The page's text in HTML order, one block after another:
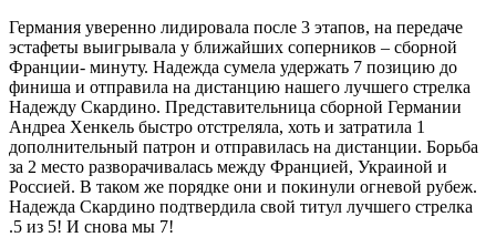
Германия уверенно лидировала после 3 этапов, на передаче
эстафеты выигрывала у ближайших соперников – сборной
Франции- минуту. Надежда сумела удержать 7 позицию до
финиша и отправила на дистанцию нашего лучшего стрелка
Надежду Скардино. Представительница сборной Германии
Андреа Хенкель быстро отстреляла, хоть и затратила 1
дополнительный патрон и отправилась на дистанции. Борьба
за 2 место разворачивалась между Францией, Украиной и
Россией. В таком же порядке они и покинули огневой рубеж.
Надежда Скардино подтвердила свой титул лучшего стрелка
.5 из 5! И снова мы 7!